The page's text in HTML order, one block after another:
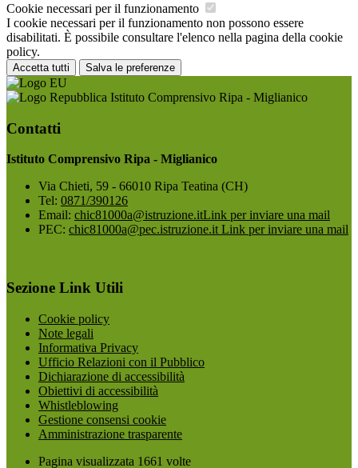
Cookie necessari per il funzionamento
I cookie necessari per il funzionamento non possono essere
disabilitati. È possibile consultare l'elenco nella pagina della cookie
policy.
Accetta tutti Salva le preferenze
Istituto Comprensivo Ripa - Miglianico
Contatti
Istituto Comprensivo Ripa - Miglianico
Via Chieti, 59 - 66010 Ripa Teatina (CH)
Tel: 0871/390126
Email: chic81000a@istruzione.itLink per inviare una mail
PEC: chic81000a@pec.istruzione.it Link per inviare una mail
Sezione Link Utili
Cookie policy
Note legali
Informativa Privacy
Ufficio Relazioni con il Pubblico
Dichiarazione di accessibilità
Obiettivi di accessibilità
Whistleblowing
Gestione consensi cookie
Amministrazione trasparente
Pagina visualizzata 1661 volte